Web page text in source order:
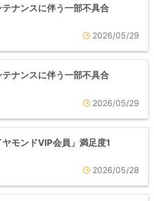
テナンスに伴う一部不具合
2026/05/29
テナンスに伴う一部不具合
2026/05/29
ヤモンドVIP会員」満足度1
2026/05/28